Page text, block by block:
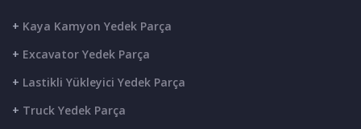
+ Kaya Kamyon Yedek Parça
+ Excavator Yedek Parça
+ Lastikli Yükleyici Yedek Parça
+ Truck Yedek Parça